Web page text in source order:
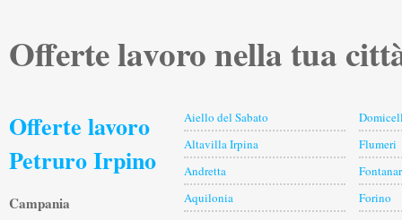
Offerte lavoro nella tua
Offerte lavoro
Petruro Irpino
Campania
Aiello del Sabato
Altavilla Irpina
Andretta
Aquilonia
Flumeri
Forino